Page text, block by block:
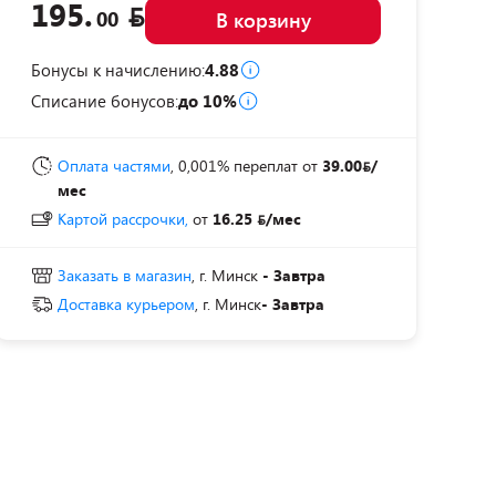
195.00 В корзину
Бонусы к начислению:4.88
Списание бонусов:до 10%
Оплата частями, 0,001% переплат от 39.00 /
мес
Картой рассрочки, от 16.25 /мес
Заказать в магазин, г. Минск - Завтра
Доставка курьером, г. Минск- Завтра